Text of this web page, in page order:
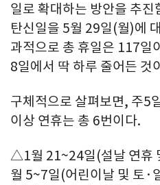
일로 확대하는 방안을 추
탄신일을 5월 29일(월)에
과적으로 총 휴일은 117일
8일에서 딱 하루 줄어든 것
구체적으로 살펴보면, 주5
이상 연휴는 총 6번이다.
△1월 21~24일(설날 연휴
월 5~7일(어린이날 및 토